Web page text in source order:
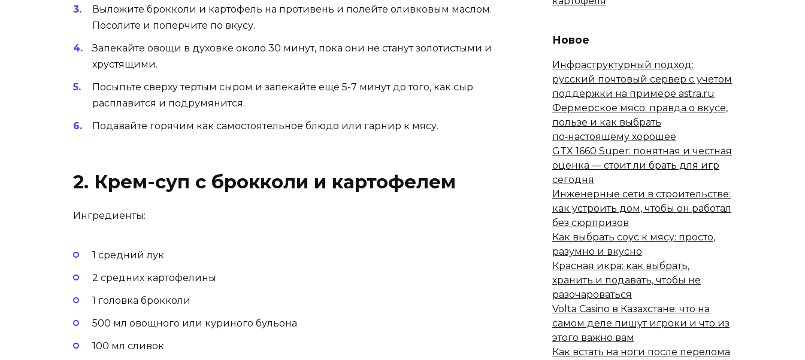
Выложите брокколи и картофель на противень и полейте оливковым маслом.
Посолите и поперчите по вкусу.
Запекайте овощи в духовке около 30 минут, пока они не станут золотистыми и
хрустящими.
Посыпьте сверху тертым сыром и запекайте еще 5-7 минут до того, как сыр
расплавится и подрумянится.
Подавайте горячим как самостоятельное блюдо или гарнир к мясу.
2. Крем-суп с брокколи и картофелем
Ингредиенты:
1 средний лук
2 средних картофелины
1 головка брокколи
500 мл овощного или куриного бульона
100 мл сливок
Новое
Инфраструктурный подход:
русский почтовый сервер с учетом
поддержки на примере astra.ru
Фермерское мясо: правда о вкусе,
пользе и как выбрать
по‑настоящему хорошее
GTX 1660 Super: понятная и честная
оценка — стоит ли брать для игр
сегодня
Инженерные сети в строительстве:
как устроить дом, чтобы он работал
без сюрпризов
Как выбрать соус к мясу: просто,
разумно и вкусно
Красная икра: как выбрать,
хранить и подавать, чтобы не
разочароваться
Volta Casino в Казахстане: что на
самом деле пишут игроки и что из
этого важно вам
Как встать на ноги после перелома